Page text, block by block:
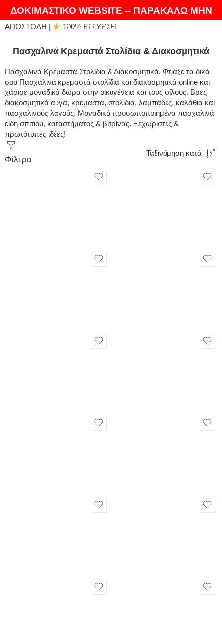
ΔΟΚΙΜΑΣΤΙΚΟ WEBSITE -- ΠΑΡΑΚΑΛΩ ΜΗΝ
ΚΑΝΕΤΕ ΠΑΡΑΓΓΕΛΙΕΣ
ΘΑ ΛΑΤΡΕΨΕΤΕ ΤΑ ΠΡΟΪΟΝΤΑ ΜΑΣ | EXPRESS
ΑΠΟΣΤΟΛΗ | 100% ΕΓΓΥΗΣΗ
Πασχαλινά Κρεμαστά Στολίδια & Διακοσμητικά
Πασχαλινά Κρεμαστά Στολίδια & Διακοσμητικά. Φτιάξε τα δικά
σου Πασχαλινά κρεμαστά στολίδια και διακοσμητικά online και
χάρισε μοναδικά δώρα στην οικογένεια και τους φίλους. Βρες
διακοσμητικά αυγά, κρεμαστά, στολίδια, λαμπάδες, καλάθια και
πασχαλινούς λαγούς. Μοναδικά προσωποποιημένα πασχαλινά
είδη σπιτιού, καταστήματος & βιτρίνας. Ξεχωριστές &
πρωτότυπες ιδέες!
Φίλτρα
Ταξινόμηση κατά